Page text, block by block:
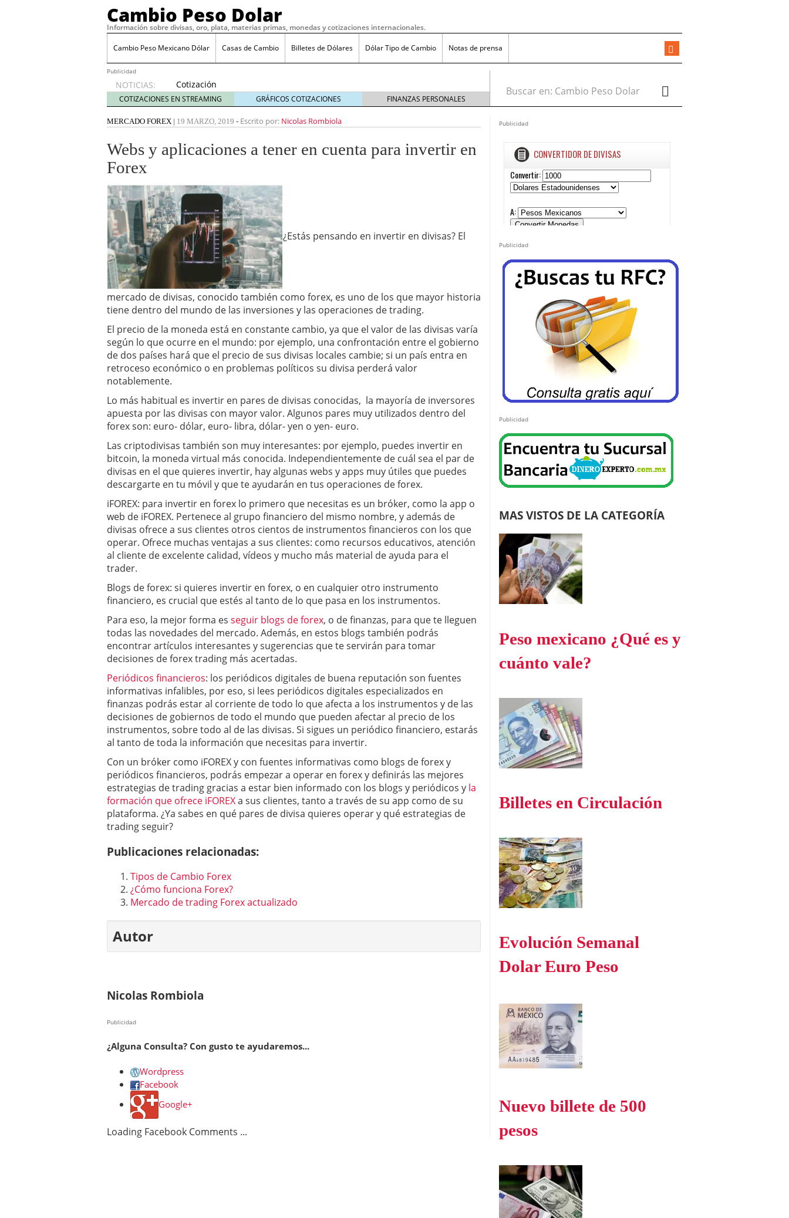
Cambio Peso Dolar
Información sobre divisas, oro, plata, materias primas, monedas y cotizaciones internacionales.
Cambio Peso Mexicano Dólar Casas de Cambio Billetes de Dólares Dólar Tipo de Cambio Notas de prensa
Publicidad
NOTICIAS:
Cotización
del
Centenario
febrero
10, 2020
Tipo de Cambio FIX
junio 7, 2016
Dolar en Ventanilla mayo 17, 2016
febrero 23, 2025
Peso mexicano se deprecia ante amenazas arancelarias de Trump
19, 2025
Perspectivas para el peso mexicano en 2025: ¿qué esperar?
El peso mexicano frente al dólar: ¿qué está pasando en 2025? febrero 7,
2025
COTIZACIONES EN STREAMING GRÁFICOS COTIZACIONES FINANZAS PERSONALES
Buscar en:
MERCADO FOREX | 19 MARZO, 2019 - Escrito por: Nicolas Rombiola
Webs y aplicaciones a tener en cuenta para invertir en
Forex
¿Estás pensando en invertir en divisas? El
mercado de divisas, conocido también como forex, es uno de los que mayor historia
tiene dentro del mundo de las inversiones y las operaciones de trading.
El precio de la moneda está en constante cambio, ya que el valor de las divisas varía
según lo que ocurre en el mundo: por ejemplo, una confrontación entre el gobierno
de dos países hará que el precio de sus divisas locales cambie; si un país entra en
retroceso económico o en problemas políticos su divisa perderá valor
notablemente.
Lo más habitual es invertir en pares de divisas conocidas, la mayoría de inversores
apuesta por las divisas con mayor valor. Algunos pares muy utilizados dentro del
forex son: euro- dólar, euro- libra, dólar- yen o yen- euro.
Las criptodivisas también son muy interesantes: por ejemplo, puedes invertir en
bitcoin, la moneda virtual más conocida. Independientemente de cuál sea el par de
divisas en el que quieres invertir, hay algunas webs y apps muy útiles que puedes
descargarte en tu móvil y que te ayudarán en tus operaciones de forex.
iFOREX: para invertir en forex lo primero que necesitas es un bróker, como la app o
web de iFOREX. Pertenece al grupo financiero del mismo nombre, y además de
divisas ofrece a sus clientes otros cientos de instrumentos financieros con los que
operar. Ofrece muchas ventajas a sus clientes: como recursos educativos, atención
al cliente de excelente calidad, vídeos y mucho más material de ayuda para el
trader.
Blogs de forex: si quieres invertir en forex, o en cualquier otro instrumento
financiero, es crucial que estés al tanto de lo que pasa en los instrumentos.
Para eso, la mejor forma es seguir blogs de forex, o de finanzas, para que te lleguen
todas las novedades del mercado. Además, en estos blogs también podrás
encontrar artículos interesantes y sugerencias que te servirán para tomar
decisiones de forex trading más acertadas.
Periódicos financieros: los periódicos digitales de buena reputación son fuentes
informativas infalibles, por eso, si lees periódicos digitales especializados en
finanzas podrás estar al corriente de todo lo que afecta a los instrumentos y de las
decisiones de gobiernos de todo el mundo que pueden afectar al precio de los
instrumentos, sobre todo al de las divisas. Si sigues un periódico financiero, estarás
al tanto de toda la información que necesitas para invertir.
Con un bróker como iFOREX y con fuentes informativas como blogs de forex y
periódicos financieros, podrás empezar a operar en forex y definirás las mejores
estrategias de trading gracias a estar bien informado con los blogs y periódicos y la
formación que ofrece iFOREXa sus clientes, tanto a través de su app como de su
plataforma. ¿Ya sabes en qué pares de divisa quieres operar y qué estrategias de
trading seguir?
Publicaciones relacionadas:
Tipos de Cambio Forex
¿Cómo funciona Forex?
Mercado de trading Forex actualizado
Autor
Nicolas Rombiola
Publicidad
¿Alguna Consulta? Con gusto te ayudaremos...
Wordpress
Facebook
Google+
Loading Facebook Comments ...
Publicidad
Publicidad
Publicidad
MAS VISTOS DE LA CATEGORÍA
Peso mexicano ¿Qué es y
cuánto vale?
Billetes en Circulación
Evolución Semanal
Dolar Euro Peso
Nuevo billete de 500
pesos